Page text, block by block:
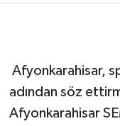
Afyonkarahisar,
adından söz
Afyonkarahisar